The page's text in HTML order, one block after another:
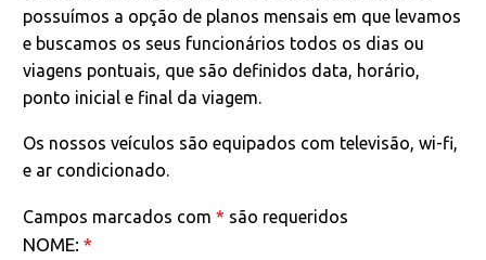
possuímos a opção de planos mensais em que levamos
e buscamos os seus funcionários todos os dias ou
viagens pontuais, que são definidos data, horário,
ponto inicial e final da viagem.
Os nossos veículos são equipados com televisão, wi-fi,
e ar condicionado.
Campos marcados com * são requeridos
NOME: *